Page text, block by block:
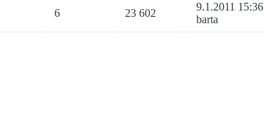
6 23 602
9.1.2011 15:36
barta